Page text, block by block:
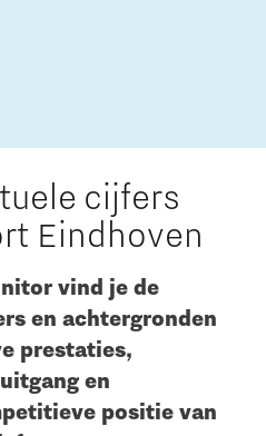
cijfers
Eindhoven
vind je de
en achtergronden
prestaties,
en
positie van